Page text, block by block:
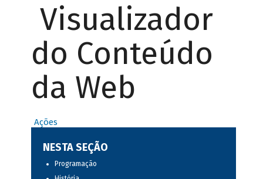
Visualizador
do Conteúdo
da Web
Ações
NESTA SEÇÃO
Programação